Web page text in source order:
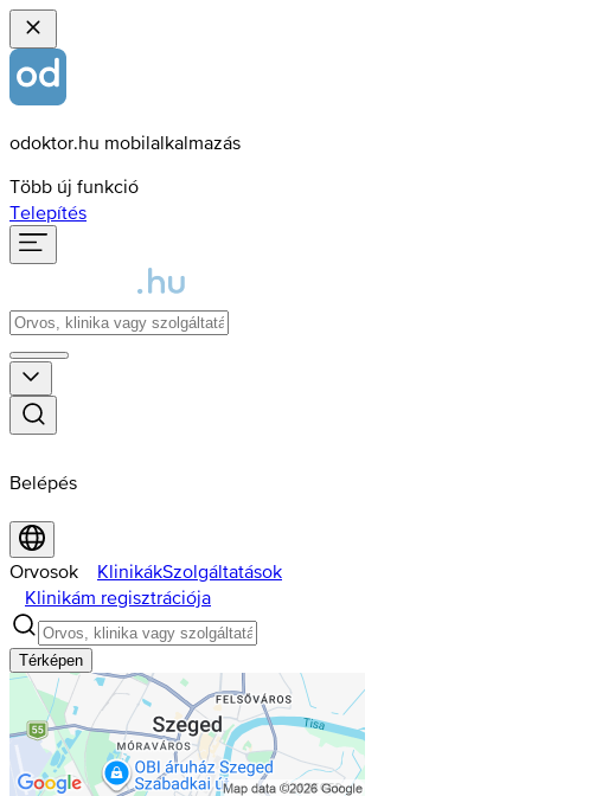
odoktor.hu mobilalkalmazás
Több új funkció
Telepítés
Belépés
Orvosok KlinikákSzolgáltatások
Klinikám regisztrációja
Térképen